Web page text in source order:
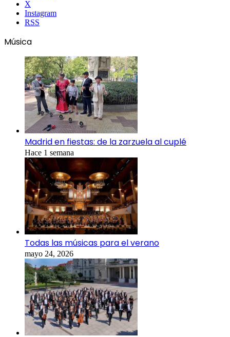
X
Instagram
RSS
Música
Madrid en fiestas: de la zarzuela al cuplé
Hace 1 semana
Todas las músicas para el verano
mayo 24, 2026